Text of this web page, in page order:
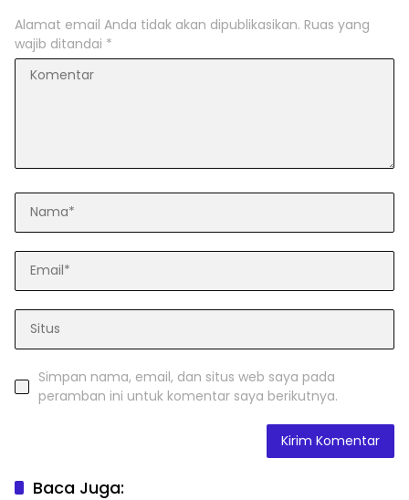
Alamat email Anda tidak akan dipublikasikan. Ruas yang
wajib ditandai *
Simpan nama, email, dan situs web saya pada
peramban ini untuk komentar saya berikutnya.
Baca Juga: